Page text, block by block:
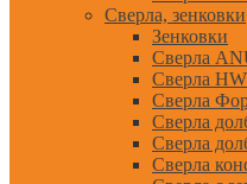
Сверла, зенковки
Зенковки
Сверла
Сверла
Сверла
Сверла
Сверла
Сверла